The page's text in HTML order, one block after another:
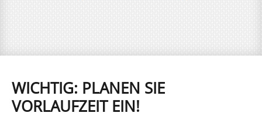
WICHTIG: PLANEN SIE
VORLAUFZEIT EIN!